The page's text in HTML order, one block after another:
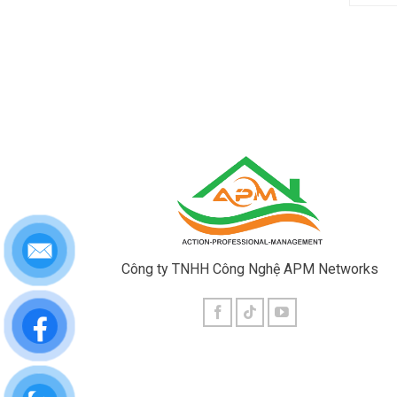
Công ty TNHH Công Nghệ APM Networks